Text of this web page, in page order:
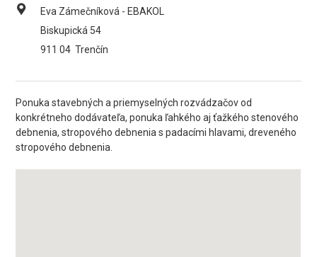
Eva Zámečníková - EBAKOL
Biskupická 54
911 04 Trenčín
Ponuka stavebných a priemyselných rozvádzačov od
konkrétneho dodávateľa, ponuka ľahkého aj ťažkého stenového
debnenia, stropového debnenia s padacími hlavami, dreveného
stropového debnenia.